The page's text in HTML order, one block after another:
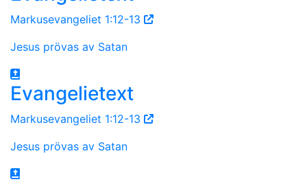
Markusevangeliet 1:12-13
Jesus prövas av Satan
Evangelietext
Markusevangeliet 1:12-13
Jesus prövas av Satan